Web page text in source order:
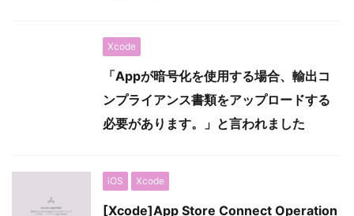
Xcode
「Appが暗号化を使用する場合、輸出コ
ンプライアンス書類をアップロードする
必要があります。」と言われました
iOS Xcode
[Xcode]App Store Connect Operation